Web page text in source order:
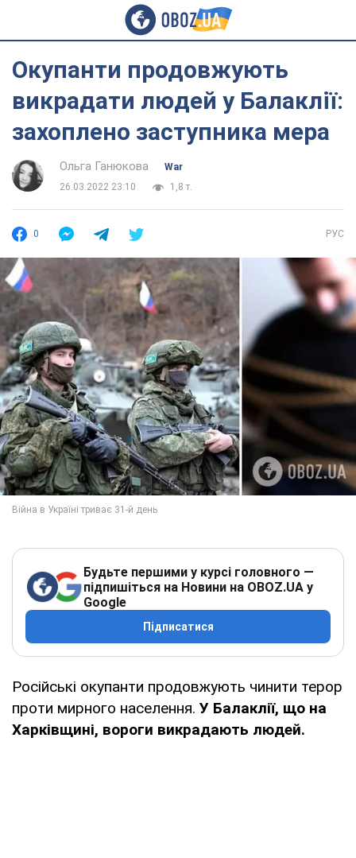
Окупанти продовжують
викрадати людей у Балаклії:
захоплено заступника мера
Ольга Ганюкова
War
26.03.2022 23:10
1,8 т.
0 РУС
Будьте першими у курсі головного —
підпишіться на Новини на OBOZ.UA у
Google
Підписатися
Російські окупанти продовжують чинити терор
проти мирного населення. У Балаклії, що на
Харківщині, вороги викрадають людей.